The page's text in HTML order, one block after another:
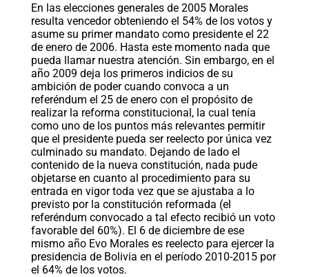
En las elecciones generales de 2005 Morales
resulta vencedor obteniendo el 54% de los votos y
asume su primer mandato como presidente el 22
de enero de 2006. Hasta este momento nada que
pueda llamar nuestra atención. Sin embargo, en el
año 2009 deja los primeros indicios de su
ambición de poder cuando convoca a un
referéndum el 25 de enero con el propósito de
realizar la reforma constitucional, la cual tenía
como uno de los puntos más relevantes permitir
que el presidente pueda ser reelecto por única vez
culminado su mandato. Dejando de lado el
contenido de la nueva constitución, nada pude
objetarse en cuanto al procedimiento para su
entrada en vigor toda vez que se ajustaba a lo
previsto por la constitución reformada (el
referéndum convocado a tal efecto recibió un voto
favorable del 60%). El 6 de diciembre de ese
mismo año Evo Morales es reelecto para ejercer la
presidencia de Bolivia en el período 2010-2015 por
el 64% de los votos.